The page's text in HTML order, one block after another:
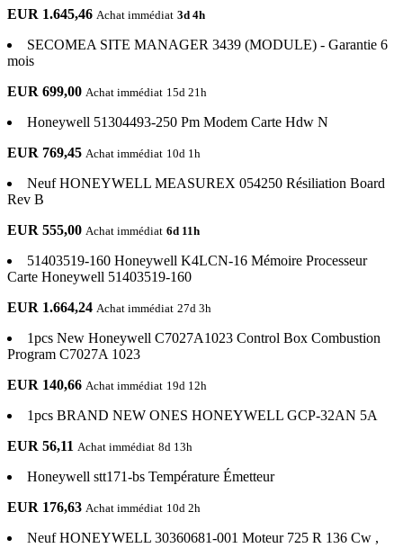
EUR 1.645,46 Achat immédiat 3d 4h
SECOMEA SITE MANAGER 3439 (MODULE) - Garantie 6
mois
EUR 699,00 Achat immédiat 15d 21h
Honeywell 51304493-250 Pm Modem Carte Hdw N
EUR 769,45 Achat immédiat 10d 1h
Neuf HONEYWELL MEASUREX 054250 Résiliation Board
Rev B
EUR 555,00 Achat immédiat 6d 11h
51403519-160 Honeywell K4LCN-16 Mémoire Processeur
Carte Honeywell 51403519-160
EUR 1.664,24 Achat immédiat 27d 3h
1pcs New Honeywell C7027A1023 Control Box Combustion
Program C7027A 1023
EUR 140,66 Achat immédiat 19d 12h
1pcs BRAND NEW ONES HONEYWELL GCP-32AN 5A
EUR 56,11 Achat immédiat 8d 13h
Honeywell stt171-bs Température Émetteur
EUR 176,63 Achat immédiat 10d 2h
Neuf HONEYWELL 30360681-001 Moteur 725 R 136 Cw ,